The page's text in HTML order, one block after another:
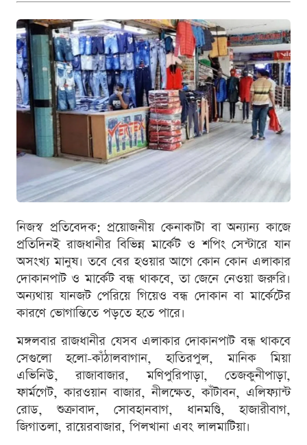
নিজস্ব প্রতিবেদক: প্রয়োজনীয় কেনাকাটা বা অন্যান্য কাজে
প্রতিদিনই রাজধানীর বিভিন্ন মার্কেট ও শপিং সেন্টারে যান
অসংখ্য মানুষ। তবে বের হওয়ার আগে কোন কোন এলাকার
দোকানপাট ও মার্কেট বন্ধ থাকবে, তা জেনে নেওয়া জরুরি।
অন্যথায় যানজট পেরিয়ে গিয়েও বন্ধ দোকান বা মার্কেটের
কারণে ভোগান্তিতে পড়তে হতে পারে।
মঙ্গলবার রাজধানীর যেসব এলাকার দোকানপাট বন্ধ থাকবে
সেগুলো হলো-কাঁঠালবাগান, হাতিরপুল, মানিক মিয়া
এভিনিউ, রাজাবাজার, মণিপুরিপাড়া, তেজকুনীপাড়া,
ফার্মগেট, কারওয়ান বাজার, নীলক্ষেত, কাঁটাবন, এলিফ্যান্ট
রোড, শুক্রাবাদ, সোবহানবাগ, ধানমণ্ডি, হাজারীবাগ,
জিগাতলা, রায়েরবাজার, পিলখানা এবং লালমাটিয়া।